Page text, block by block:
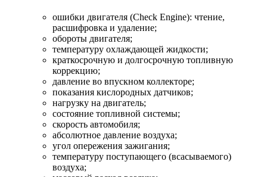
ошибки двигателя (Check Engine): чтение,
расшифровка и удаление;
обороты двигателя;
температуру охлаждающей жидкости;
краткосрочную и долгосрочную топливную
коррекцию;
давление во впускном коллекторе;
показания кислородных датчиков;
нагрузку на двигатель;
состояние топливной системы;
скорость автомобиля;
абсолютное давление воздуха;
угол опережения зажигания;
температуру поступающего (всасываемого)
воздуха;